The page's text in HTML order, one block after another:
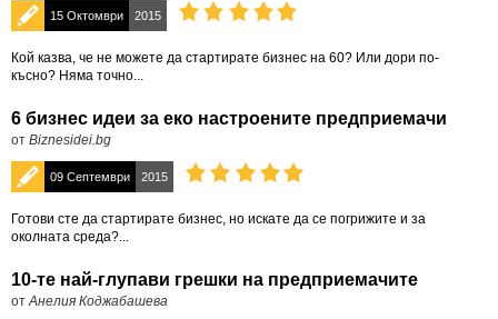
15 Октомври 2015
Кой казва, че не можете да стартирате бизнес на 60? Или дори по-
късно? Няма точно...
6 бизнес идеи за еко настроените предприемачи
от Biznesidei.bg
09 Септември 2015
Готови сте да стартирате бизнес, но искате да се погрижите и за
околната среда?...
10-те най-глупави грешки на предприемачите
отАнелия Коджабашева